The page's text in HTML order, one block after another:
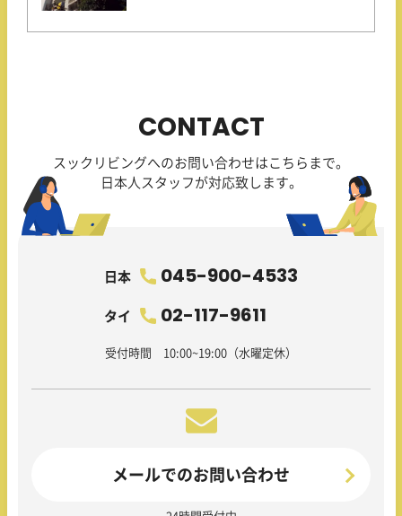
CONTACT
スックリビングへのお問い合わせはこちらまで。
日本人スタッフが対応致します。
日本 045-900-4533
タイ 02-117-9611
受付時間 10:00~19:00（水曜定休）
メールでのお問い合わせ